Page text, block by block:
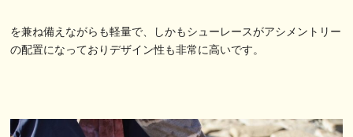
を兼ね備えながらも軽量で、しかもシューレースがアシメントリー
の配置になっておりデザイン性も非常に高いです。